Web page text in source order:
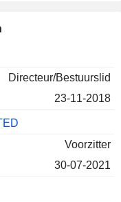
Directeur/Bestuurslid
23-11-2018
Voorzitter
30-07-2021